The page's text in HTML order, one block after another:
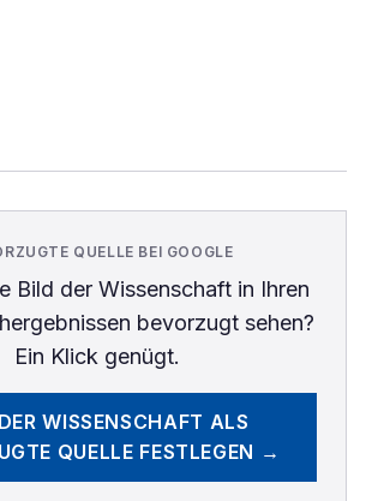
QUELLE BEI GOOGLE
Bild der Wissenschaftin Ihren
bevorzugt sehen?
Ein Klick genügt.
WISSENSCHAFT ALS
QUELLE FESTLEGEN →